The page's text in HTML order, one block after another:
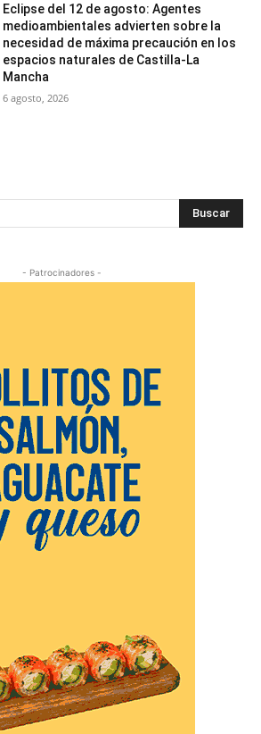
Eclipse del 12 de agosto: Agentes
medioambientales advierten sobre la
necesidad de máxima precaución en los
espacios naturales de Castilla-La
Mancha
6 agosto, 2026
Buscar
- Patrocinadores -